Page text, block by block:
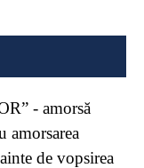
- amorsă
amorsarea
de vopsirea